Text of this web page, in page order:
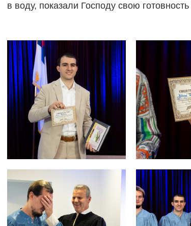
в воду, показали Господу свою